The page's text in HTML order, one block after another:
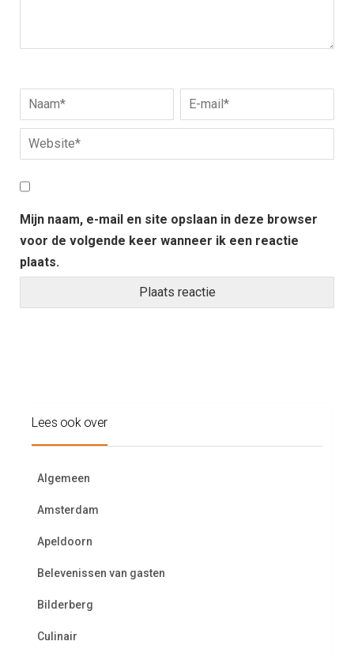
Mijn naam, e-mail en site opslaan in deze browser
voor de volgende keer wanneer ik een reactie
plaats.
Lees ook over
Algemeen
Amsterdam
Apeldoorn
Belevenissen van gasten
Bilderberg
Culinair